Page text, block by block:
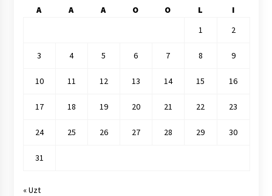
A A A O O L
I
1
2
3 4 5 6 7 8 9
10 11 12 13 14 15 16
17 18 19 20 21 22 23
24 25 26 27 28 29 30
31
« Uzt